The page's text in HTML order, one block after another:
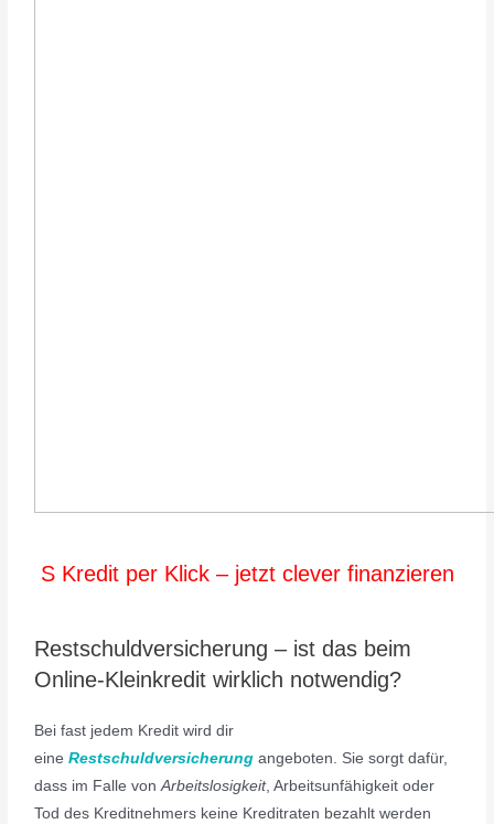
S Kredit per Klick – jetzt clever finanzieren
Restschuldversicherung – ist das beim
Online-Kleinkredit wirklich notwendig?
Bei fast jedem Kredit wird dir
eineRestschuldversicherung angeboten. Sie sorgt dafür,
dass im Falle vonArbeitslosigkeit, Arbeitsunfähigkeit oder
Tod des Kreditnehmers keine Kreditraten bezahlt werden